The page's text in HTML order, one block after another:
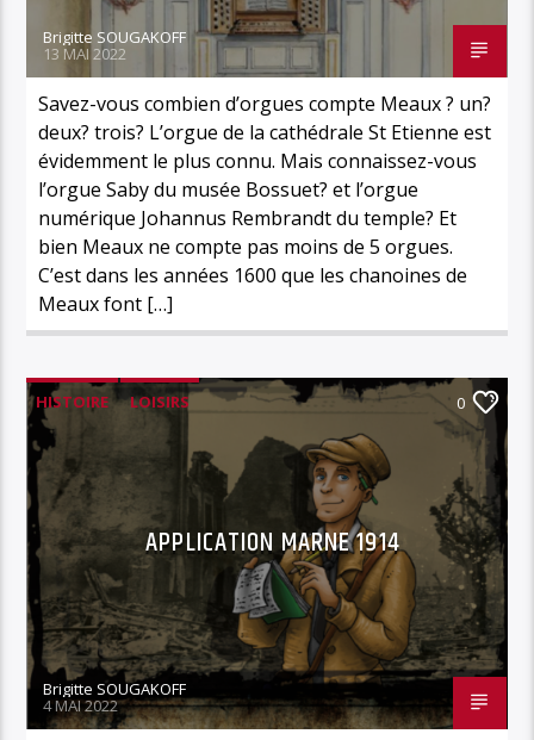
Brigitte SOUGAKOFF
13 MAI 2022
Savez-vous combien d’orgues compte Meaux ? un?
deux? trois? L’orgue de la cathédrale St Etienne est
évidemment le plus connu. Mais connaissez-vous
l’orgue Saby du musée Bossuet? et l’orgue
numérique Johannus Rembrandt du temple? Et
bien Meaux ne compte pas moins de 5 orgues.
C’est dans les années 1600 que les chanoines de
Meaux font […]
HISTOIRE LOISIRS 0
APPLICATION MARNE 1914
Brigitte SOUGAKOFF
4 MAI 2022